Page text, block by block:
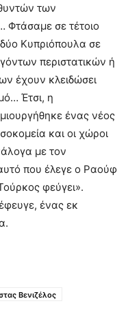
των
σε τέτοιο
Κυπριόπουλα σε
περιστατικών ή
έχουν κλειδώσει
Έτσι, η
ένας νέος
και οι χώροι
με τον
που έλεγε ο Ραούφ
φεύγει».
ένας εκ
Βενιζέλος